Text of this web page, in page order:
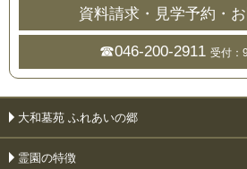
資料請求・見学予約・
☎046-200-2911 受付：
大和墓苑 ふれあいの郷
霊園の特徴